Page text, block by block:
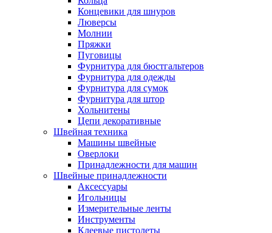
Концевики для шнуров
Люверсы
Молнии
Пряжки
Пуговицы
Фурнитура для бюстгальтеров
Фурнитура для одежды
Фурнитура для сумок
Фурнитура для штор
Хольнитены
Цепи декоративные
Швейная техника
Машины швейные
Оверлоки
Принадлежности для машин
Швейные принадлежности
Аксессуары
Игольницы
Измерительные ленты
Инструменты
Клеевые пистолеты